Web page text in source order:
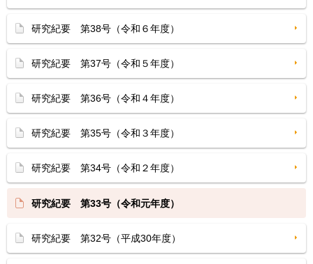
研究紀要 第38号（令和６年度）
研究紀要 第37号（令和５年度）
研究紀要 第36号（令和４年度）
研究紀要 第35号（令和３年度）
研究紀要 第34号（令和２年度）
研究紀要 第33号（令和元年度）
研究紀要 第32号（平成30年度）